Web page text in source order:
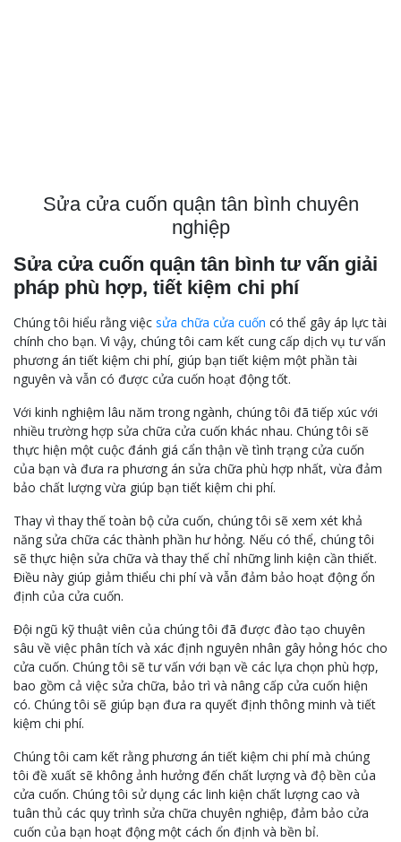
Sửa cửa cuốn quận tân bình chuyên
nghiệp
Sửa cửa cuốn quận tân bình tư vấn giải
pháp phù hợp, tiết kiệm chi phí
Chúng tôi hiểu rằng việc sửa chữa cửa cuốn có thể gây áp lực tài
chính cho bạn. Vì vậy, chúng tôi cam kết cung cấp dịch vụ tư vấn
phương án tiết kiệm chi phí, giúp bạn tiết kiệm một phần tài
nguyên và vẫn có được cửa cuốn hoạt động tốt.
Với kinh nghiệm lâu năm trong ngành, chúng tôi đã tiếp xúc với
nhiều trường hợp sửa chữa cửa cuốn khác nhau. Chúng tôi sẽ
thực hiện một cuộc đánh giá cẩn thận về tình trạng cửa cuốn
của bạn và đưa ra phương án sửa chữa phù hợp nhất, vừa đảm
bảo chất lượng vừa giúp bạn tiết kiệm chi phí.
Thay vì thay thế toàn bộ cửa cuốn, chúng tôi sẽ xem xét khả
năng sửa chữa các thành phần hư hỏng. Nếu có thể, chúng tôi
sẽ thực hiện sửa chữa và thay thế chỉ những linh kiện cần thiết.
Điều này giúp giảm thiểu chi phí và vẫn đảm bảo hoạt động ổn
định của cửa cuốn.
Đội ngũ kỹ thuật viên của chúng tôi đã được đào tạo chuyên
sâu về việc phân tích và xác định nguyên nhân gây hỏng hóc cho
cửa cuốn. Chúng tôi sẽ tư vấn với bạn về các lựa chọn phù hợp,
bao gồm cả việc sửa chữa, bảo trì và nâng cấp cửa cuốn hiện
có. Chúng tôi sẽ giúp bạn đưa ra quyết định thông minh và tiết
kiệm chi phí.
Chúng tôi cam kết rằng phương án tiết kiệm chi phí mà chúng
tôi đề xuất sẽ không ảnh hưởng đến chất lượng và độ bền của
cửa cuốn. Chúng tôi sử dụng các linh kiện chất lượng cao và
tuân thủ các quy trình sửa chữa chuyên nghiệp, đảm bảo cửa
cuốn của bạn hoạt động một cách ổn định và bền bỉ.